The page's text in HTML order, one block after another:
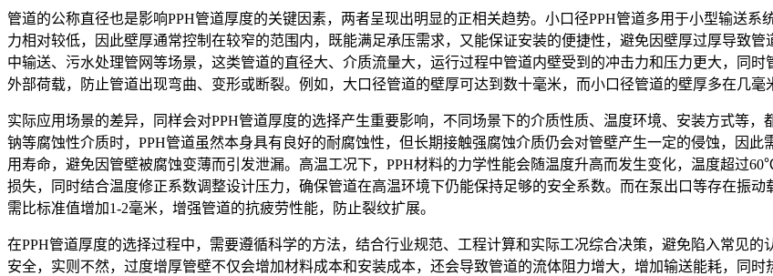
管道的公称直径也是影响PPH管道厚度的关键因素，两者呈现出明显的正相关趋势。小口径PPH管道多用于小型输送
力相对较低，因此壁厚通常控制在较窄的范围内，既能满足承压需求，又能保证安装的便捷性，避免因壁厚过厚导致
中输送、污水处理管网等场景，这类管道的直径大、介质流量大，运行过程中管道内壁受到的冲击力和压力更大，同
外部荷载，防止管道出现弯曲、变形或断裂。例如，大口径管道的壁厚可达到数十毫米，而小口径管道的壁厚多在几毫
实际应用场景的差异，同样会对PPH管道厚度的选择产生重要影响，不同场景下的介质性质、温度环境、安装方式等
钠等腐蚀性介质时，PPH管道虽然本身具有良好的耐腐蚀性，但长期接触强腐蚀介质仍会对管壁产生一定的侵蚀，因
用寿命，避免因管壁被腐蚀变薄而引发泄漏。高温工况下，PPH材料的力学性能会随温度升高而发生变化，温度超过
损失，同时结合温度修正系数调整设计压力，确保管道在高温环境下仍能保持足够的安全系数。而在泵出口等存在振
需比标准值增加1-2毫米，增强管道的抗疲劳性能，防止裂纹扩展。
在PPH管道厚度的选择过程中，需要遵循科学的方法，结合行业规范、工程计算和实际工况综合决策，避免陷入常见
安全，实则不然，过度增厚管壁不仅会增加材料成本和安装成本，还会导致管道的流体阻力增大，增加输送能耗，同